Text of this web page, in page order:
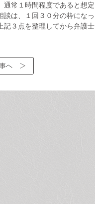
常１時間程度であると想定
談は、１回３０分の枠になっ
記３点を整理してから弁護士
へ